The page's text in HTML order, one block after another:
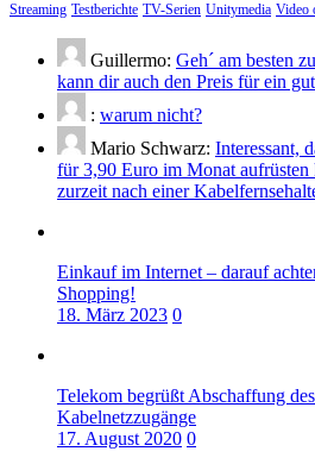
Streaming Testberichte TV-Serien Unitymedia Video
Guillermo: Geh´ am besten
kann dir auch den Preis für ein
: warum nicht?
Mario Schwarz: Interessant,
für 3,90 Euro im Monat aufrüsten
zurzeit nach einer
Einkauf im Internet – darauf
Shopping!
18. März 2023 0
Telekom begrüßt Abschaffung
Kabelnetzzugänge
17. August 2020 0